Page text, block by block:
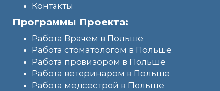
Контакты
Программы Проекта:
Работа Врачем в Польше
Работа стоматологом в Польше
Работа провизором в Польше
Работа ветеринаром в Польше
Работа медсестрой в Польше